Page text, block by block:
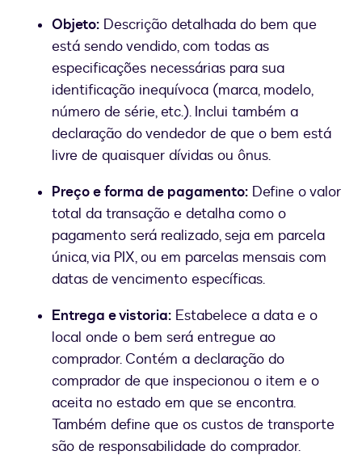
Objeto: Descrição detalhada do bem que
está sendo vendido, com todas as
especificações necessárias para sua
identificação inequívoca (marca, modelo,
número de série, etc.). Inclui também a
declaração do vendedor de que o bem está
livre de quaisquer dívidas ou ônus.
Preço e forma de pagamento: Define o valor
total da transação e detalha como o
pagamento será realizado, seja em parcela
única, via PIX, ou em parcelas mensais com
datas de vencimento específicas.
Entrega e vistoria: Estabelece a data e o
local onde o bem será entregue ao
comprador. Contém a declaração do
comprador de que inspecionou o item e o
aceita no estado em que se encontra.
Também define que os custos de transporte
são de responsabilidade do comprador.